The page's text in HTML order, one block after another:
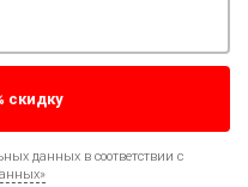
данных в соответствии с